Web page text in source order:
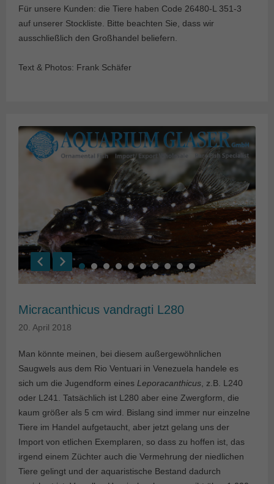
Für unsere Kunden: die Tiere haben Code 26480-L 351-3
auf unserer Stockliste. Bitte beachten Sie, dass wir
ausschließlich den Großhandel beliefern.
Text & Photos: Frank Schäfer
Micracanthicus vandragti L280
20. April 2018
Man könnte meinen, bei diesem außergewöhnlichen
Saugwels aus dem Rio Ventuari in Venezuela handele es
sich um die Jugendform eines Leporacanthicus, z.B. L240
oder L241. Tatsächlich ist L280 aber eine Zwergform, die
kaum größer als 5 cm wird. Bislang sind immer nur einzelne
Tiere im Handel aufgetaucht, aber jetzt gelang uns der
Import von etlichen Exemplaren, so dass zu hoffen ist, das
irgend einem Züchter auch die Vermehrung der niedlichen
Tiere gelingt und der aquaristische Bestand dadurch